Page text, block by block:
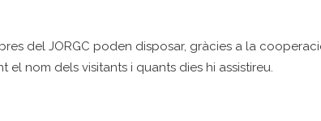
del JORGC poden disposar, gràcies a la
el nom dels visitants i quants dies hi assistireu.